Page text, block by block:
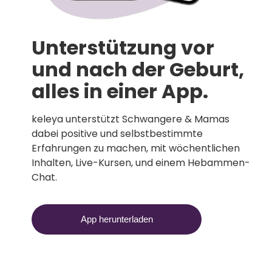
Unterstützung vor
und nach der Geburt,
alles in einer App.
keleya unterstützt Schwangere & Mamas
dabei positive und selbstbestimmte
Erfahrungen zu machen, mit wöchentlichen
Inhalten, Live-Kursen, und einem Hebammen-
Chat.
App herunterladen